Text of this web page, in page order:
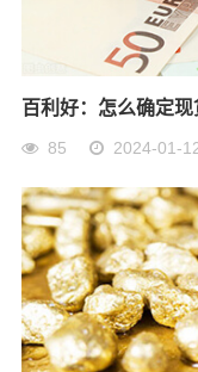
百利好：怎么确定
85 2024-01-